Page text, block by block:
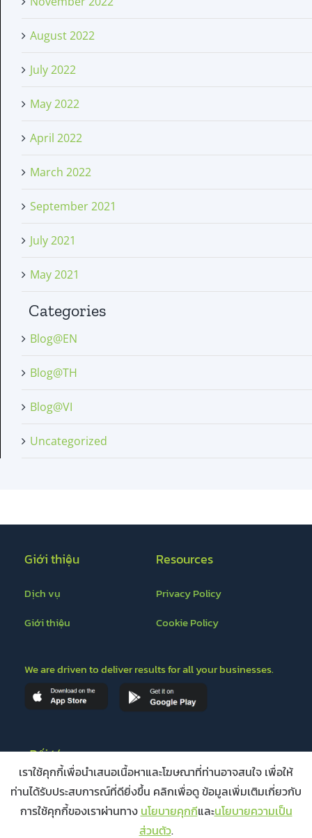
เราใช้คุกกี้เพื่อนำเสนอเนื้อหาและโฆษณาที่ท่านอาจสนใจ เพื่อให้
ท่านได้รับประสบการณ์ที่ดียิ่งขึ้น คลิกเพื่อดู ข้อมูลเพิ่มเติมเกี่ยวกับ
การใช้คุกกี้ของเราผ่านทาง นโยบายคุกกีและนโยบายความเป็น
ส่วนตัว.
August 2022
July 2022
May 2022
April 2022
March 2022
September 2021
July 2021
May 2021
Categories
Blog@EN
Blog@TH
Blog@VI
Uncategorized
Giới thiệu
Dịch vụ
Giới thiệu
Resources
Privacy Policy
Cookie Policy
Đối tác
We are driven to deliver results for all your businesses.